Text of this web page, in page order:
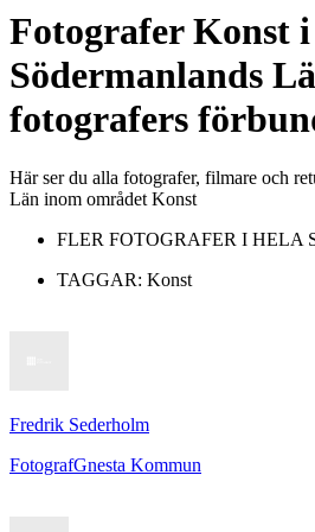
FotograferKonst i
Södermanlands
fotografers
Här ser du alla fotografer, filmare och
Län inom området Konst
FLER FOTOGRAFER I HELA
TAGGAR: Konst
Fredrik Sederholm
FotografGnesta Kommun